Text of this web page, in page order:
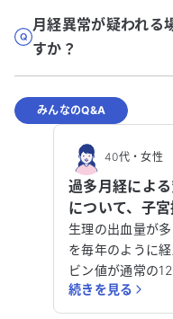
月経異常が疑われる
すか？
みんなのQ&A
40代・女性
過多月経によ
について、子
相談させてく
生理の出血量が
を毎年のように
ビン値が通常の
ることがあり、非
で、ホルモンバ
続きを見る